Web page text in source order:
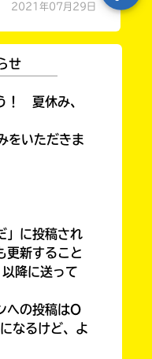
2021年07月29日
せ
！ 夏休み、
をいただきま
」に投稿され
更新すること
降に送って
への投稿はO
なるけど、よ